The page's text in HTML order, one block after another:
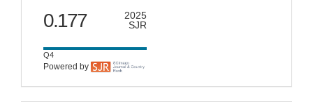
scimago
0.177
2025
SJR
Q4
Powered by